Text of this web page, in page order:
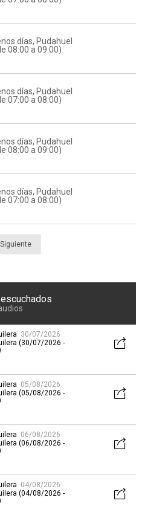
días, Pudahuel
08:00 a 09:00)
días, Pudahuel
07:00 a 08:00)
días, Pudahuel
08:00 a 09:00)
días, Pudahuel
07:00 a 08:00)
Siguiente
30/07/2026
(30/07/2026 -
05/08/2026
(05/08/2026 -
06/08/2026
(06/08/2026 -
04/08/2026
(04/08/2026 -